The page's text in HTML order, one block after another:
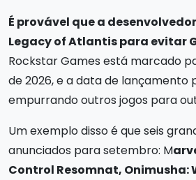
É provável que a
Legacy of Atlantis para evitar
Rockstar Games está marcado
de 2026, e a data de lançamento
empurrando outros jogos para
Um exemplo disso é que seis
anunciados para setembro: M
Control Resomnat, Onimusha: